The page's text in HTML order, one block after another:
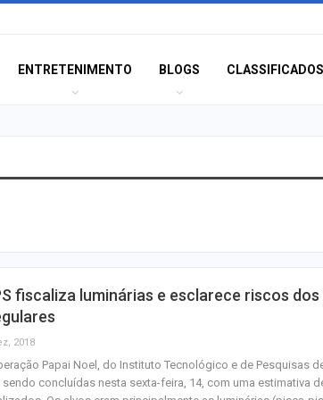
ENTRETENIMENTO BLOGS CLASSIFICADOS
fiscaliza luminárias e esclarece riscos
2018
Papai Noel, do Instituto Tecnológico e de Pesquisas
sendo concluídas nesta sexta-feira, 14, com uma estimativa